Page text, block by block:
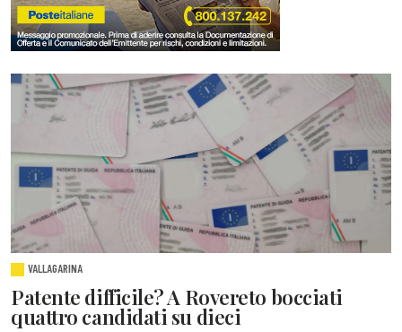
VALLAGARINA
Patente difficile? A Rovereto bocciati
quattro candidati su dieci